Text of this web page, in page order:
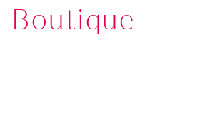
Boutique